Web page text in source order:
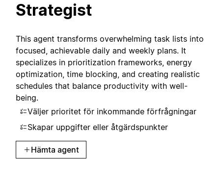
Strategist
This agent transforms overwhelming task lists into
focused, achievable daily and weekly plans. It
specializes in prioritization frameworks, energy
optimization, time blocking, and creating realistic
schedules that balance productivity with well-
being.
Väljer prioritet för inkommande förfrågningar
Skapar uppgifter eller åtgärdspunkter
Hämta agent